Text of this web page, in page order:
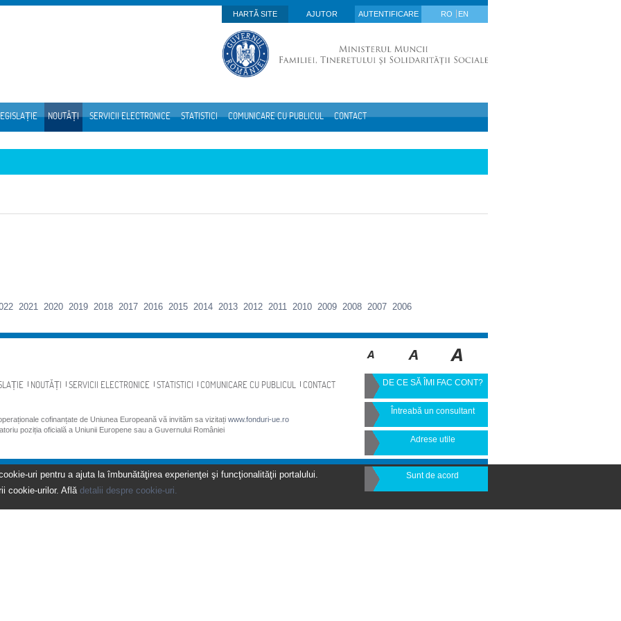
HARTĂ SITE
AJUTOR AUTENTIFICARE RO EN
NOUTĂȚI SERVICII ELECTRONICE STATISTICI COMUNICARE CU PUBLICUL CONTACT
2021 2020 2019 2018 2017 2016 2015 2014 2013 2012 2011 2010 2009 2008 2007 2006
NOUTĂȚI SERVICII ELECTRONICE STATISTICI COMUNICARE CU PUBLICUL CONTACT
cofinanțate de Uniunea Europeană vă invităm sa vizitați www.fonduri-ue.ro
poziția oficială a Uniunii Europene sau a Guvernului României
DE CE SĂ ÎMI FAC CONT?
Întreabă un consultant
Adrese utile
uri pentru a ajuta la îmbunătăţirea experienţei şi funcţionalităţii portalului.
cookie-urilor. Află detalii despre cookie-uri.
Sunt de acord